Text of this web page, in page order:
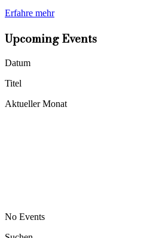
Erfahre mehr
Upcoming Events
Datum
Titel
Aktueller Monat
No Events